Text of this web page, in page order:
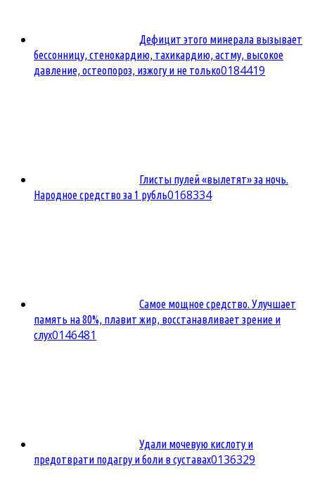
Дефицит этого минерала вызывает
бессонницу, стенокардию, тахикардию, астму, высокое
давление, остеопороз, изжогу и не только0184419
Глисты пулей «вылетят» за ночь.
Народное средство за 1 рубль0168334
Самое мощное средство. Улучшает
память на 80%, плавит жир, восстанавливает зрение и
слух0146481
Удали мочевую кислоту и
предотврати подагру и боли в суставах0136329